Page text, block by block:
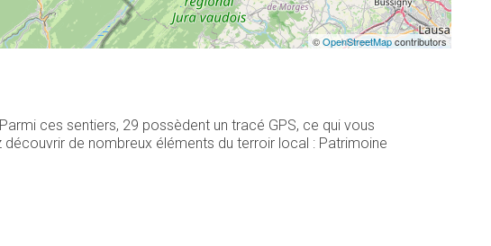
©OpenStreetMapcontributors
ces sentiers, 29 possèdent un tracé GPS, ce qui vous
de nombreux éléments du terroir local : Patrimoine